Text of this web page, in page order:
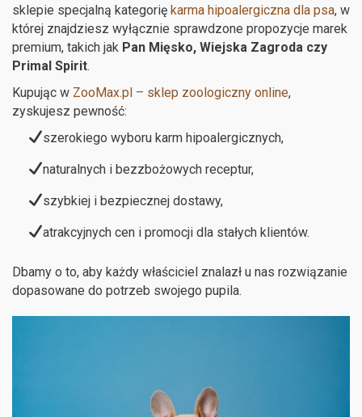
sklepie specjalną kategorię karma hipoalergiczna dla psa, w
której znajdziesz wyłącznie sprawdzone propozycje marek
premium, takich jak Pan Mięsko, Wiejska Zagroda czy
Primal Spirit.
Kupując w ZooMax.pl – sklep zoologiczny online,
zyskujesz pewność:
szerokiego wyboru karm hipoalergicznych,
naturalnych i bezzbożowych receptur,
szybkiej i bezpiecznej dostawy,
atrakcyjnych cen i promocji dla stałych klientów.
Dbamy o to, aby każdy właściciel znalazł u nas rozwiązanie
dopasowane do potrzeb swojego pupila.